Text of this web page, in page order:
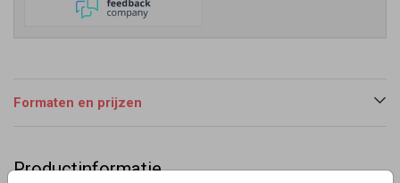
Formaten en prijzen
Productinformatie